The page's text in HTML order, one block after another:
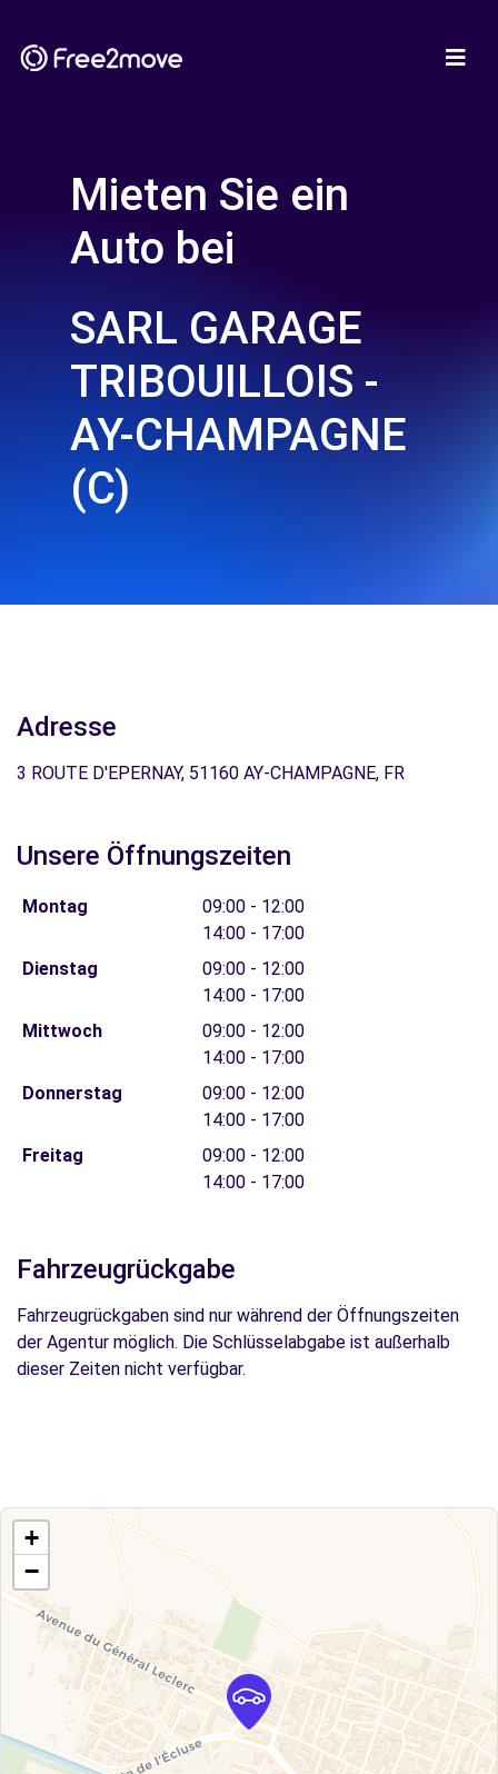
Mieten Sie ein
Auto bei
SARL GARAGE
TRIBOUILLOIS -
AY-CHAMPAGNE
(C)
Adresse
3 ROUTE D'EPERNAY, 51160 AY-CHAMPAGNE, FR
Unsere Öffnungszeiten
Montag
09:00 - 12:00
14:00 - 17:00
Dienstag
09:00 - 12:00
14:00 - 17:00
Mittwoch
09:00 - 12:00
14:00 - 17:00
Donnerstag
09:00 - 12:00
14:00 - 17:00
Freitag
09:00 - 12:00
14:00 - 17:00
Fahrzeugrückgabe
Fahrzeugrückgaben sind nur während der Öffnungszeiten
der Agentur möglich. Die Schlüsselabgabe ist außerhalb
dieser Zeiten nicht verfügbar.
+
−